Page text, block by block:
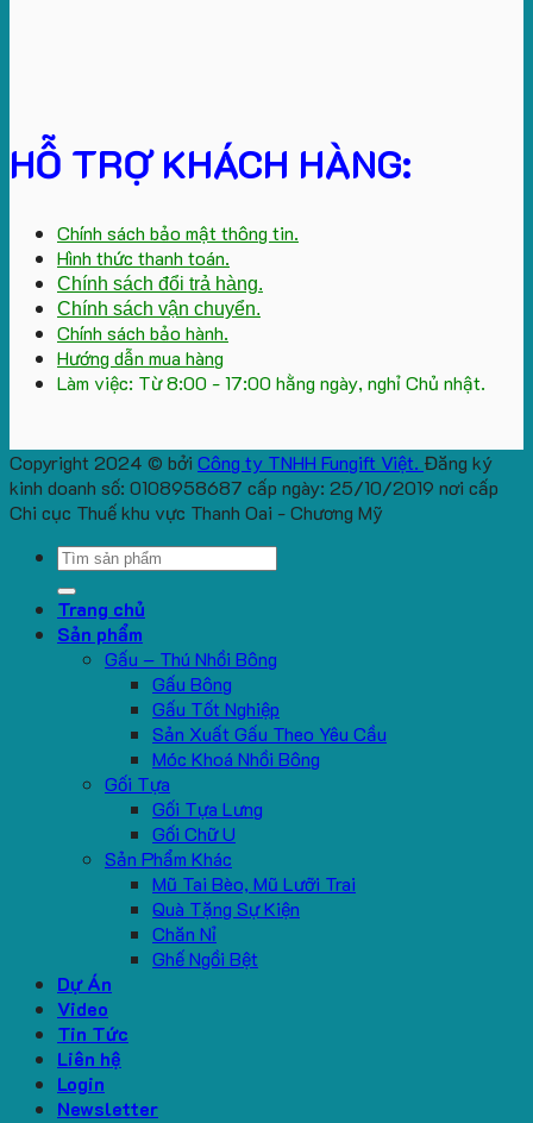
HỖ TRỢ KHÁCH HÀNG:
Chính sách bảo mật thông tin.
Hình thức thanh toán.
Chính sách đổi trả hàng.
Chính sách vận chuyển.
Chính sách bảo hành.
Hướng dẫn mua hàng
Làm việc: Từ 8:00 - 17:00 hằng ngày, nghỉ Chủ nhật.
Copyright 2024 © bởi Công ty TNHH Fungift Việt. Đăng ký
kinh doanh số: 0108958687 cấp ngày: 25/10/2019 nơi cấp
Chi cục Thuế khu vực Thanh Oai - Chương Mỹ
Search
Trang chủ
Sản phẩm
Gấu – Thú Nhồi Bông
Gấu Bông
Gấu Tốt Nghiệp
Sản Xuất Gấu Theo Yêu Cầu
Móc Khoá Nhồi Bông
Gối Tựa
Gối Tựa Lưng
Gối Chữ U
Sản Phẩm Khác
Mũ Tai Bèo, Mũ Lưỡi Trai
Quà Tặng Sự Kiện
Chăn Nỉ
Ghế Ngồi Bệt
Dự Án
Video
Tin Tức
Liên hệ
Login
Newsletter